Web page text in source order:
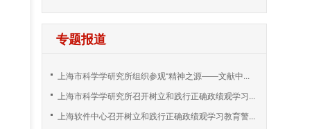
专题报道
上海市科学学研究所组织参观“精神之源——文献中...
上海市科学学研究所召开树立和践行正确政绩观学习...
上海软件中心召开树立和践行正确政绩观学习教育警...